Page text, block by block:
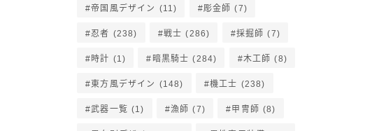
帝国風デザイン (11) 彫金師 (7)
忍者 (238) 戦士 (286) 採掘師 (7)
時計 (1) 暗黒騎士 (284) 木工師 (8)
東方風デザイン (148) 機工士 (238)
武器一覧 (1) 漁師 (7) 甲冑師 (8)